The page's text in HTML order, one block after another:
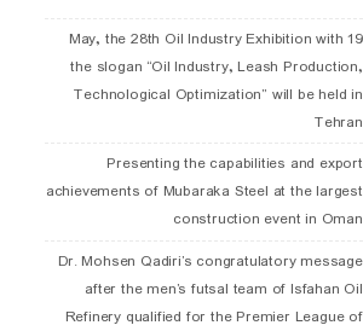
19 May, the 28th Oil Industry Exhibition with
the slogan “Oil Industry, Leash Production,
Technological Optimization” will be held in
Tehran
Presenting the capabilities and export
achievements of Mubaraka Steel at the largest
construction event in Oman
Dr. Mohsen Qadiri’s congratulatory message
after the men’s futsal team of Isfahan Oil
Refinery qualified for the Premier League of